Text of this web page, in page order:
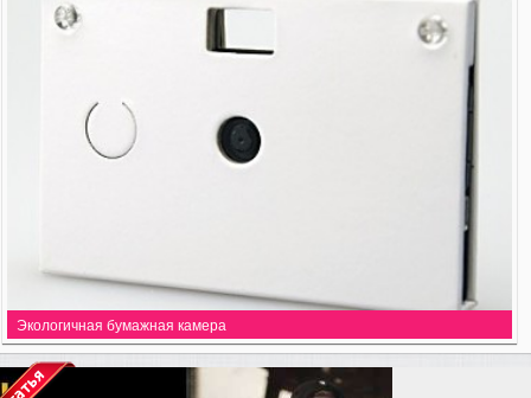
Экологичная бумажная камера